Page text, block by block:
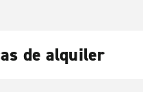
de alquiler